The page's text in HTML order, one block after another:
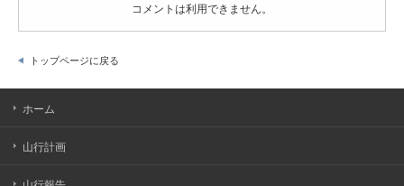
コメントは利用できません。
トップページに戻る
ホーム
山行計画